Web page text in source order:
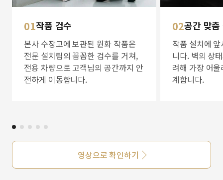
01작품 검수
본사 수장고에 보관된 원화 작품은
전문 설치팀의 꼼꼼한 검수를 거쳐,
전용 차량으로 고객님의 공간까지 안
전하게 이동합니다.
02공간 맞
작품 설치에
니다. 벽의 상
려해 가장 어
계합니다.
영상으로 확인하기